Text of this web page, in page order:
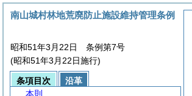
南山城村林地荒廃防止施設維持管理条例
昭和51年3月22日 条例第7号
(昭和51年3月22日施行)
条項目次
沿革
本則